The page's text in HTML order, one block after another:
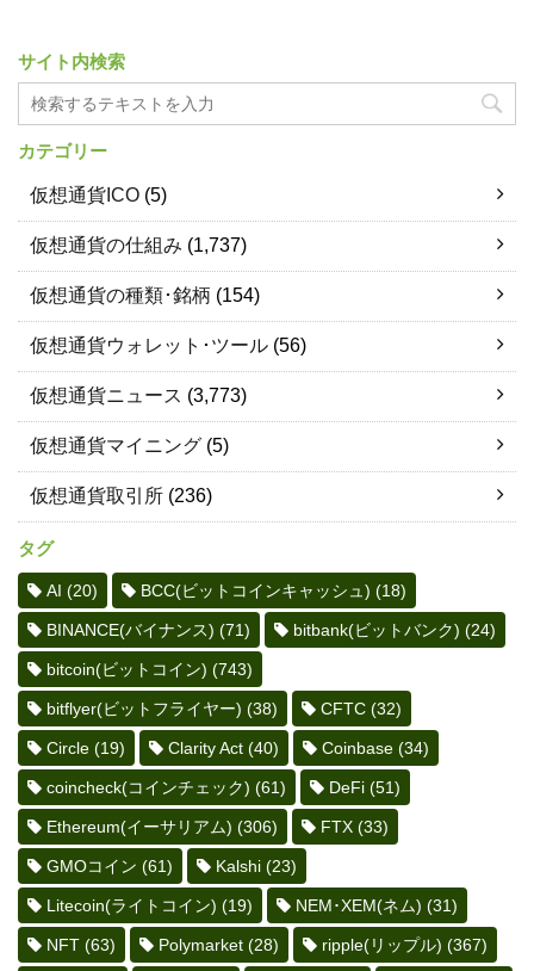
サイト内検索
カテゴリー
仮想通貨ICO (5)
仮想通貨の仕組み (1,737)
仮想通貨の種類･銘柄 (154)
仮想通貨ウォレット･ツール (56)
仮想通貨ニュース (3,773)
仮想通貨マイニング (5)
仮想通貨取引所 (236)
タグ
AI (20) BCC(ビットコインキャッシュ) (18)
BINANCE(バイナンス) (71) bitbank(ビットバンク) (24)
bitcoin(ビットコイン) (743)
bitflyer(ビットフライヤー) (38) CFTC (32)
Circle (19) Clarity Act (40) Coinbase (34)
coincheck(コインチェック) (61) DeFi (51)
Ethereum(イーサリアム) (306) FTX (33)
GMOコイン (61) Kalshi (23)
Litecoin(ライトコイン) (19) NEM･XEM(ネム) (31)
NFT (63) Polymarket (28) ripple(リップル) (367)